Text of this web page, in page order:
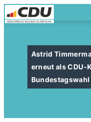
Astrid
erneut als CDU-